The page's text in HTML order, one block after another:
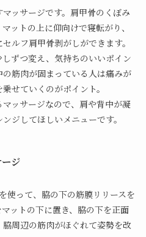
ッサージです。肩甲骨のくぼみ
ットの上に仰向けで寝転がり、
ルフ肩甲骨剥がしができます。
ずつ変え、気持ちのいいポイン
筋肉が固まっている人は痛みが
せていくのがポイント。
ッサージなので、肩や背中が凝
ジしてほしいメニューです。
ジ
使って、脇の下の筋膜リリースを
ットの下に置き、脇の下を正面
周辺の筋肉がほぐれて姿勢を改